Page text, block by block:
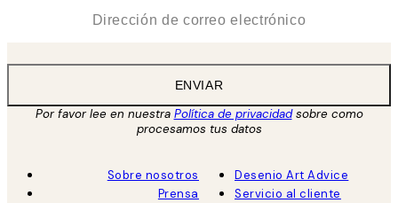
ENVIAR
Por favor lee en nuestra Política de privacidadsobre como
procesamos tus datos
Sobre nosotros
Prensa
Desenio Art Advice
Servicio al cliente